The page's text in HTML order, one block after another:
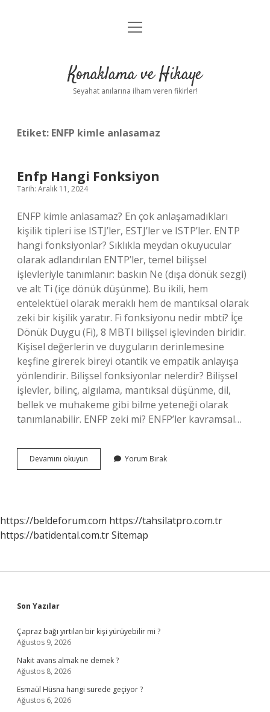
Anasayfa
Yasal Uyarı
menüyü
Konaklama ve Hikaye
Seyahat anılarına ilham veren fikirler!
Etiket: ENFP kimle anlasamaz
Enfp Hangi Fonksiyon
Tarih: Aralık 11, 2024
ENFP kimle anlasamaz? En çok anlaşamadıkları
kişilik tipleri ise ISTJ’ler, ESTJ’ler ve ISTP’ler. ENTP
hangi fonksiyonlar? Sıklıkla meydan okuyucular
olarak adlandırılan ENTP’ler, temel bilişsel
işlevleriyle tanımlanır: baskın Ne (dışa dönük sezgi)
ve alt Ti (içe dönük düşünme). Bu ikili, hem
entelektüel olarak meraklı hem de mantıksal olarak
zeki bir kişilik yaratır. Fi fonksiyonu nedir mbti? İçe
Dönük Duygu (Fi), 8 MBTI bilişsel işlevinden biridir.
Kişisel değerlerin ve duyguların derinlemesine
keşfine girerek bireyi otantik ve empatik anlayışa
yönlendirir. Bilişsel fonksiyonlar nelerdir? Bilişsel
işlevler, bilinç, algılama, mantıksal düşünme, dil,
bellek ve muhakeme gibi bilme yeteneği olarak
tanımlanabilir. ENFP zeki mi? ENFP’ler kavramsal…
Devamını okuyun
Hangi
Yorum Bırak
https://beldeforum.com https://tahsilatpro.com.tr
https://batidental.com.trSitemap
Sidebar
Son Yazılar
Çapraz bağı yırtılan bir kişi yürüyebilir mi ?
Ağustos 9, 2026
Nakit avans almak ne demek ?
Ağustos 8, 2026
Esmaül Hüsna hangi surede geçiyor ?
Ağustos 6, 2026